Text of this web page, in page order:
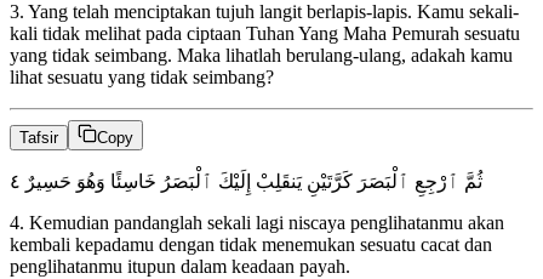
3. Yang telah menciptakan tujuh langit berlapis-lapis. Kamu sekali-
kali tidak melihat pada ciptaan Tuhan Yang Maha Pemurah sesuatu
yang tidak seimbang. Maka lihatlah berulang-ulang, adakah kamu
lihat sesuatu yang tidak seimbang?
Tafsir Copy
ثُمَّ ٱرْجِعِ ٱلْبَصَرَ كَرَّتَيْنِ يَنقَلِبْ إِلَيْكَ ٱلْبَصَرُ خَاسِئًا وَهُوَ حَسِيرٌ ٤
4. Kemudian pandanglah sekali lagi niscaya penglihatanmu akan
kembali kepadamu dengan tidak menemukan sesuatu cacat dan
penglihatanmu itupun dalam keadaan payah.